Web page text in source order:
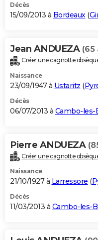
Décès
15/09/2013 à Bordeaux(
Jean ANDUEZA (65
Créer une cagnotte
Naissance
23/09/1947 à Ustaritz (
Décès
06/07/2013 à Cambo-les-
Pierre ANDUEZA
Créer une cagnotte
Naissance
21/10/1927 à Larressore (
Décès
11/03/2013 à Cambo-les-